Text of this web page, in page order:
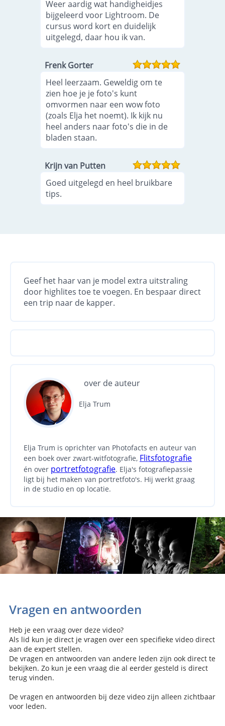
Weer aardig wat handigheidjes
bijgeleerd voor Lightroom. De
cursus word kort en duidelijk
uitgelegd, daar hou ik van.
Frenk Gorter
Heel leerzaam. Geweldig om te
zien hoe je je foto's kunt
omvormen naar een wow foto
(zoals Elja het noemt). Ik kijk nu
heel anders naar foto's die in de
bladen staan.
Krijn van Putten
Goed uitgelegd en heel bruikbare
tips.
Geef het haar van je model extra uitstraling
door highlites toe te voegen. En bespaar direct
een trip naar de kapper.
over de auteur
Elja Trum
Elja Trum is oprichter van Photofacts en auteur van
een boek over zwart-witfotografie, Flitsfotografie
én over portretfotografie. Elja's fotografiepassie
ligt bij het maken van portretfoto's. Hij werkt graag
in de studio en op locatie.
Vragen en antwoorden
Heb je een vraag over deze video?
Als lid kun je direct je vragen over een specifieke video direct
aan de expert stellen.
De vragen en antwoorden van andere leden zijn ook direct te
bekijken. Zo kun je een vraag die al eerder gesteld is direct
terug vinden.
De vragen en antwoorden bij deze video zijn alleen zichtbaar
voor leden.